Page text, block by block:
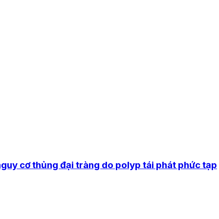
cơ thủng đại tràng do polyp tái phát phức tạp